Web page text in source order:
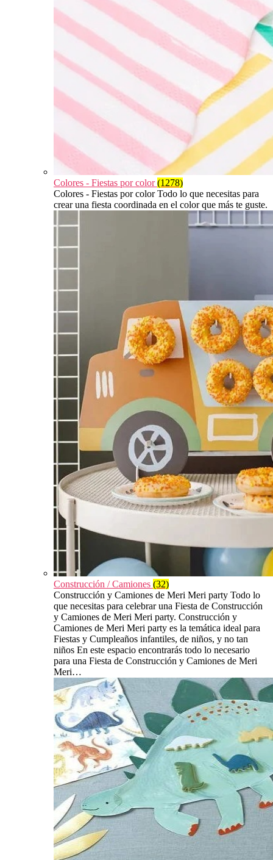
Colores - Fiestas por color(1278)
Colores - Fiestas por color Todo lo que necesitas para
crear una fiesta coordinada en el color que más te guste.
Construcción / Camiones (32)
Construcción y Camiones de Meri Meri party Todo lo
que necesitas para celebrar una Fiesta de Construcción
y Camiones de Meri Meri party. Construcción y
Camiones de Meri Meri party es la temática ideal para
Fiestas y Cumpleaños infantiles, de niños, y no tan
niños En este espacio encontrarás todo lo necesario
para una Fiesta de Construcción y Camiones de Meri
Meri…